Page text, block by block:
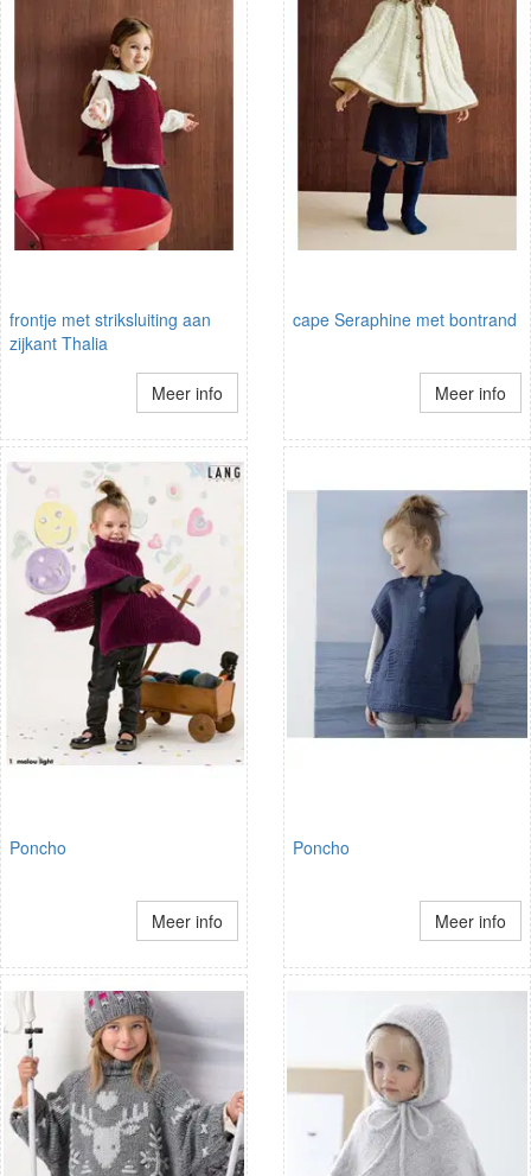
frontje met striksluiting aan
zijkant Thalia
Meer info
cape Seraphine met bontrand
Meer info
Poncho
Meer info
Poncho
Meer info